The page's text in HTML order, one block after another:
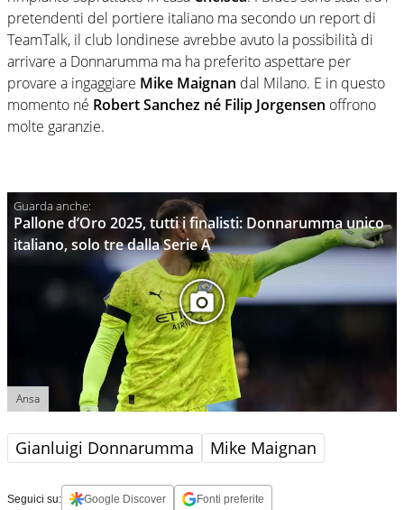
pretendenti del portiere italiano ma secondo un report di
TeamTalk, il club londinese avrebbe avuto la possibilità di
arrivare a Donnarumma ma ha preferito aspettare per
provare a ingaggiare Mike Maignan dal Milano. E in questo
momento né Robert Sanchez né Filip Jorgensen offrono
molte garanzie.
Pallone d’Oro 2025, tutti i finalisti: Donnarumma unico
italiano, solo tre dalla Serie A
Ansa
Gianluigi Donnarumma Mike Maignan
Seguici su: Google Discover Fonti preferite